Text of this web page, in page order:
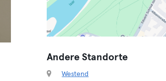
Andere Standorte
Westend